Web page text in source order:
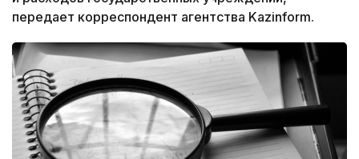
передает корреспондент агентства Kazinform.